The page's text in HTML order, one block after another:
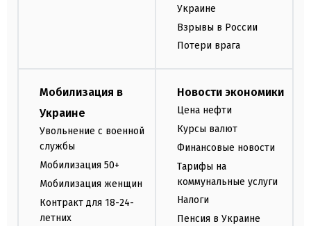
Украине
Взрывы в России
Потери врага
Мобилизация в
Украине
Увольнение с военной
службы
Мобилизация 50+
Мобилизация женщин
Контракт для 18-24-
летних
Новости экономики
Цена нефти
Курсы валют
Финансовые новости
Тарифы на
коммунальные услуги
Налоги
Пенсия в Украине